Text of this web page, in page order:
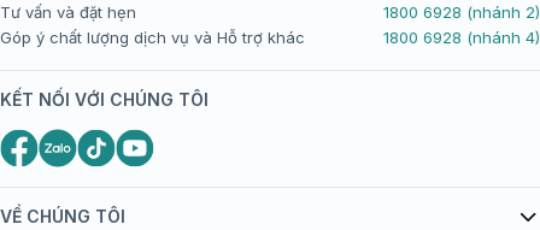
VỀ CHÚNG TÔI
Tư vấn và đặt hẹn
1800 6928 (nhánh 2)
Góp ý chất lượng dịch vụ và Hỗ trợ khác
1800 6928 (nhánh 4)
KẾT NỐI VỚI CHÚNG TÔI